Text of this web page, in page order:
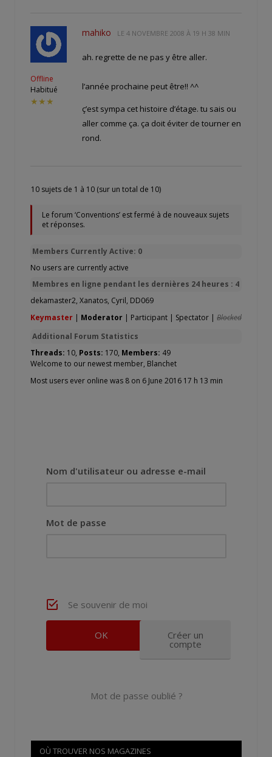
Offline
Habitué
★★★
mahiko LE 4 NOVEMBRE 2008 À 19 H 38 MIN
ah. regrette de ne pas y être aller.
l’année prochaine peut être!! ^^
ç’est sympa cet histoire d’étage. tu sais ou
aller comme ça. ça doit éviter de tourner en
rond.
10 sujets de 1 à 10 (sur un total de 10)
Le forum ‘Conventions’ est fermé à de nouveaux sujets
et réponses.
Members Currently Active: 0
No users are currently active
Membres en ligne pendant les dernières 24 heures : 4
dekamaster2, Xanatos, Cyril, DD069
Keymaster | Moderator | Participant | Spectator | Blocked
Additional Forum Statistics
Threads: 10, Posts: 170, Members: 49
Welcome to our newest member, Blanchet
Most users ever online was 8 on 6 June 2016 17 h 13 min
Nom d'utilisateur ou adresse e-mail
Mot de passe
Se souvenir de moi
Créer un
compte
Mot de passe oublié ?
OÙ TROUVER NOS MAGAZINES